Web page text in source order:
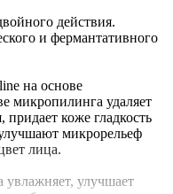
действия.
и фермантативного
на основе
микропилинга удаляет
придает коже гладкость
микрорельеф
лица.
улучшает